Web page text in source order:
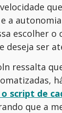
a
escolher o
deseja ser
ressalta
script de
que a